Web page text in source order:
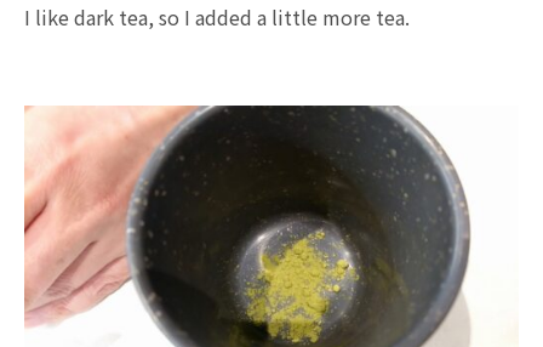
I like dark tea, so I added a little more tea.